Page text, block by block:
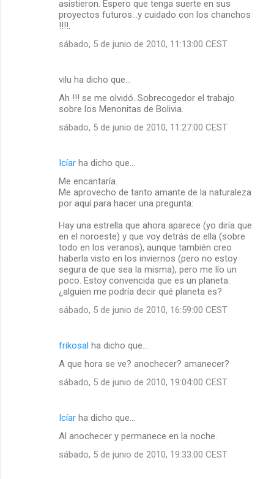
asistieron. Espero que tenga suerte en sus
proyectos futuros...y cuidado con los chanchos
!!!!.
sábado, 5 de junio de 2010, 11:13:00 CEST
vilu ha dicho que…
Ah !!! se me olvidó. Sobrecogedor el trabajo
sobre los Menonitas de Bolivia.
sábado, 5 de junio de 2010, 11:27:00 CEST
Icíar ha dicho que…
Me encantaría.
Me aprovecho de tanto amante de la naturaleza
por aquí para hacer una pregunta:
Hay una estrella que ahora aparece (yo diría que
en el noroeste) y que voy detrás de ella (sobre
todo en los veranos), aunque también creo
haberla visto en los inviernos (pero no estoy
segura de que sea la misma), pero me lío un
poco. Estoy convencida que es un planeta.
¿alguien me podría decir qué planeta es?
sábado, 5 de junio de 2010, 16:59:00 CEST
frikosal ha dicho que…
A que hora se ve? anochecer? amanecer?
sábado, 5 de junio de 2010, 19:04:00 CEST
Icíar ha dicho que…
Al anochecer y permanece en la noche.
sábado, 5 de junio de 2010, 19:33:00 CEST